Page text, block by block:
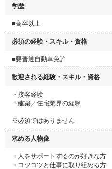
学歴
■高卒以上
必須の経験・スキル・資格
■要普通自動車免許
歓迎される経験・スキル・資格
・接客経験
・建築／住宅業界の経験
※必須ではありません
求める人物像
・人をサポートするのが好きな方
・コツコツと仕事に取り組める方